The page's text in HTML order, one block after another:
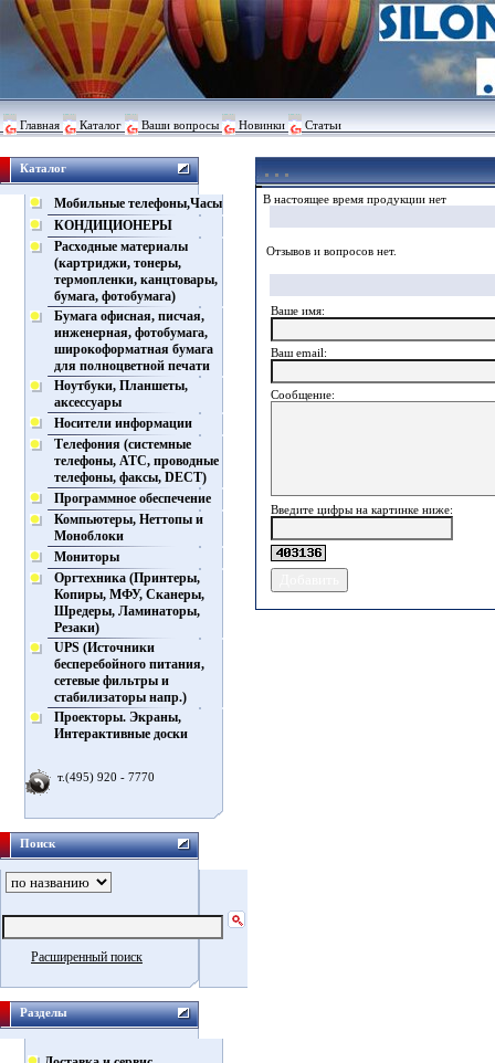
Главная Каталог Ваши вопросы Новинки Статьи
Каталог
Мобильные телефоны,Часы
КОНДИЦИОНЕРЫ
Расходные материалы
(картриджи, тонеры,
термопленки, канцтовары,
бумага, фотобумага)
Бумага офисная, писчая,
инженерная, фотобумага,
широкоформатная бумага
для полноцветной печати
Ноутбуки, Планшеты,
аксессуары
Носители информации
Телефония (системные
телефоны, АТС, проводные
телефоны, факсы, DECT)
Программное обеспечение
Компьютеры, Неттопы и
Моноблоки
Мониторы
Оргтехника (Принтеры,
Копиры, МФУ, Сканеры,
Шредеры, Ламинаторы,
Резаки)
UPS (Источники
бесперебойного питания,
сетевые фильтры и
стабилизаторы напр.)
Проекторы. Экраны,
Интерактивные доски
т.(495) 920 - 7770
Поиск
Расширенный поиск
Разделы
В настоящее время продукции нет
Отзывов и вопросов нет.
Ваше имя:
Ваш еmail:
Сообщение:
Введите цифры на картинке ниже: